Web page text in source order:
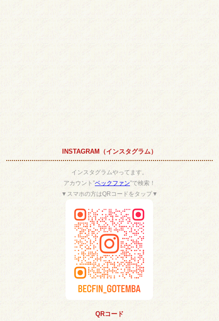
INSTAGRAM（インスタグラム）
インスタグラムやってます。
アカウント”ベックファン”で検索！
▼スマホの方はQRコードをタップ▼
QRコード